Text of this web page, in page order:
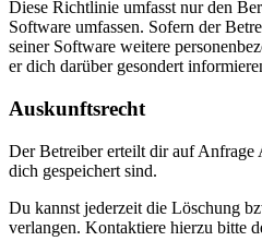
Diese Richtlinie umfasst nur den
Software umfassen. Sofern der
seiner Software weitere
er dich darüber gesondert
Auskunftsrecht
Der Betreiber erteilt dir auf Anfrage
dich gespeichert sind.
Du kannst jederzeit die Löschung
verlangen. Kontaktiere hierzu bitte